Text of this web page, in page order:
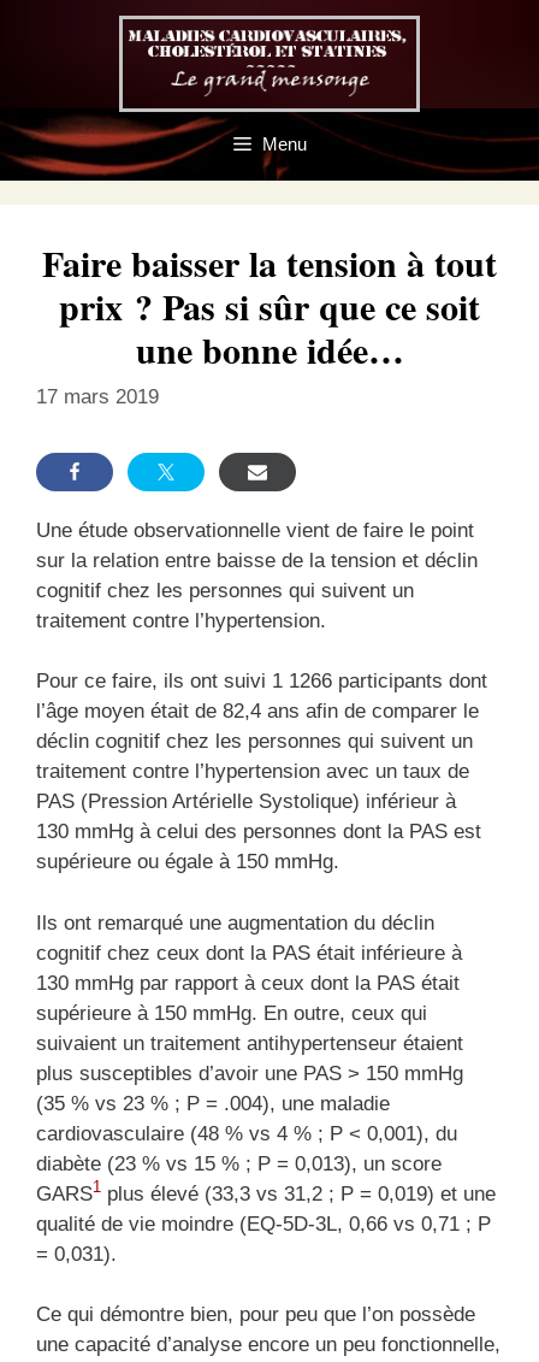
Menu
Faire baisser la tension à tout
prix ? Pas si sûr que ce soit
une bonne idée…
17 mars 2019
Une étude observationnelle vient de faire le point
sur la relation entre baisse de la tension et déclin
cognitif chez les personnes qui suivent un
traitement contre l’hypertension.
Pour ce faire, ils ont suivi 1 1266 participants dont
l’âge moyen était de 82,4 ans afin de comparer le
déclin cognitif chez les personnes qui suivent un
traitement contre l’hypertension avec un taux de
PAS (Pression Artérielle Systolique) inférieur à
130 mmHg à celui des personnes dont la PAS est
supérieure ou égale à 150 mmHg.
Ils ont remarqué une augmentation du déclin
cognitif chez ceux dont la PAS était inférieure à
130 mmHg par rapport à ceux dont la PAS était
supérieure à 150 mmHg. En outre, ceux qui
suivaient un traitement antihypertenseur étaient
plus susceptibles d’avoir une PAS > 150 mmHg
(35 % vs 23 % ; P = .004), une maladie
cardiovasculaire (48 % vs 4 % ; P < 0,001), du
diabète (23 % vs 15 % ; P = 0,013), un score
GARS1 plus élevé (33,3 vs 31,2 ; P = 0,019) et une
qualité de vie moindre (EQ-5D-3L, 0,66 vs 0,71 ; P
= 0,031).
Ce qui démontre bien, pour peu que l’on possède
une capacité d’analyse encore un peu fonctionnelle,